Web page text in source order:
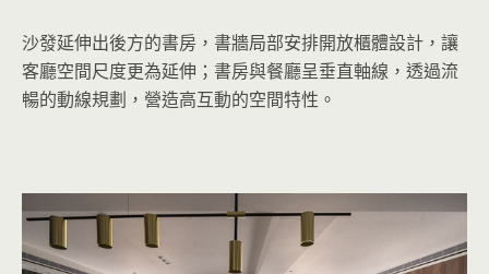
沙發延伸出後方的書房，書牆局部安排開放櫃體設計，讓
客廳空間尺度更為延伸；書房與餐廳呈垂直軸線，透過流
暢的動線規劃，營造高互動的空間特性。